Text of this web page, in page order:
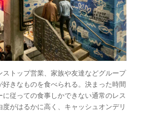
ストップ営業、家族や友達などグループ
好きなものを食べられる。決まった時間
に従っての食事しかできない通常のレス
度がはるかに高く、キャッシュオンデリ